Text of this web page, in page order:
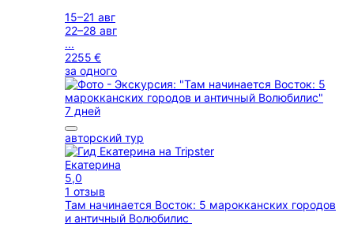
15–21 авг
22–28 авг
...
2255 €
за одного
7 дней
авторский тур
Екатерина
5,0
1 отзыв
Там начинается Восток: 5 марокканских городов
и античный Волюбилис